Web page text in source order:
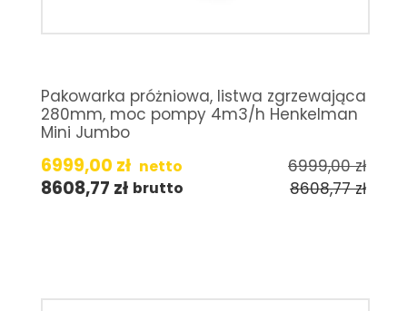
Pakowarka próżniowa, listwa zgrzewająca
280mm, moc pompy 4m3/h Henkelman
Mini Jumbo
6999,00 zł netto 6999,00zł
8608,77 zł brutto 8608,77zł